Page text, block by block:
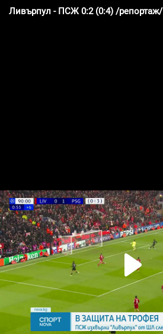
Ливърпул - ПСЖ 0:2 (0:4) /репортаж/